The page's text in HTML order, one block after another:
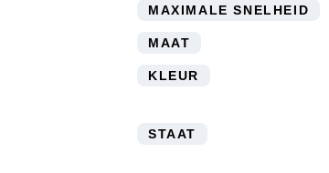
MAXIMALE SNELHEID
MAAT
KLEUR
STAAT